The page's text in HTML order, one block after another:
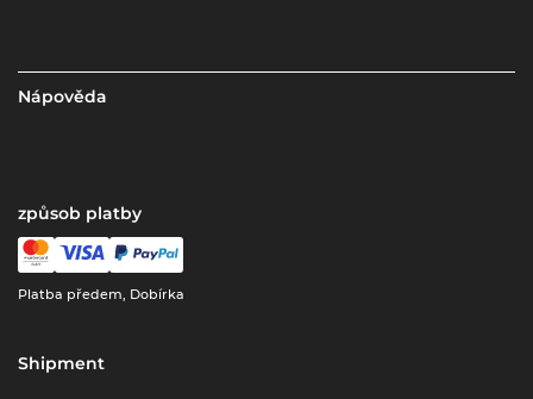
Nápověda
způsob platby
Platba předem, Dobírka
Shipment